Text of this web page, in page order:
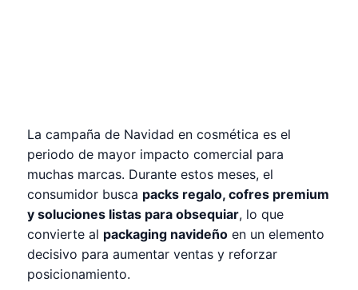
La campaña de Navidad en cosmética es el
periodo de mayor impacto comercial para
muchas marcas. Durante estos meses, el
consumidor busca packs regalo, cofres premium
y soluciones listas para obsequiar, lo que
convierte al packaging navideño en un elemento
decisivo para aumentar ventas y reforzar
posicionamiento.